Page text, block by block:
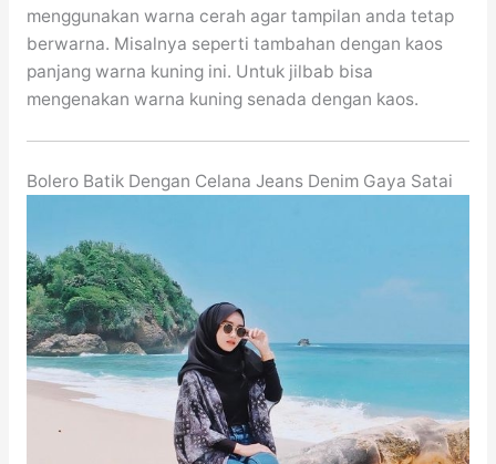
menggunakan warna cerah agar tampilan anda tetap
berwarna. Misalnya seperti tambahan dengan kaos
panjang warna kuning ini. Untuk jilbab bisa
mengenakan warna kuning senada dengan kaos.
Bolero Batik Dengan Celana Jeans Denim Gaya Satai